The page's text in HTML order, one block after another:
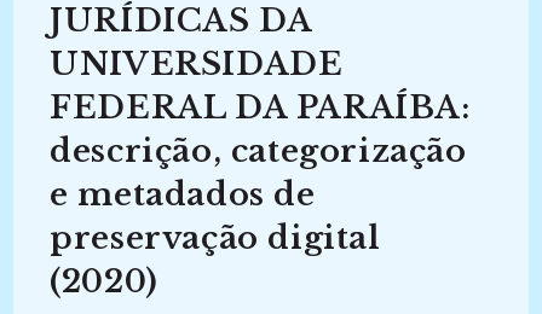
JURÍDICAS DA
UNIVERSIDADE
FEDERAL DA PARAÍBA:
descrição, categorização
e metadados de
preservação digital
(2020)